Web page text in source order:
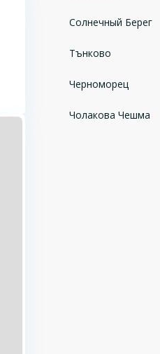
Солнечный Берег
Тънково
Черноморец
Чолакова Чешма